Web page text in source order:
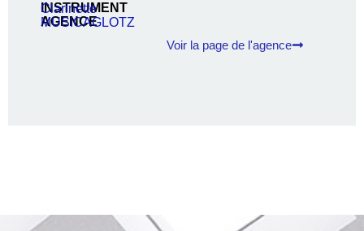
INSTRUMENT
Clarinette
AGENCE
MUSICAGLOTZ
Voir la page de l'agence